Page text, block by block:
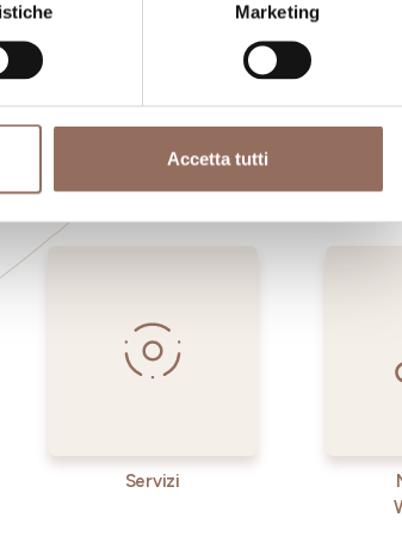
Marketing
Accetta tutti
di Langhe Monferrato
Servizi